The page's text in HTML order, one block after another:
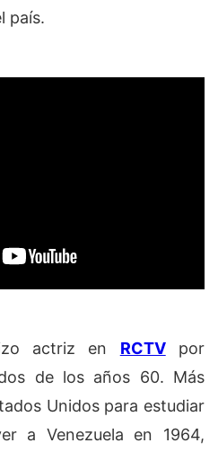
país.
actriz en RCTVpor
de los años 60. Más
Unidos para estudiar
a Venezuela en 1964,